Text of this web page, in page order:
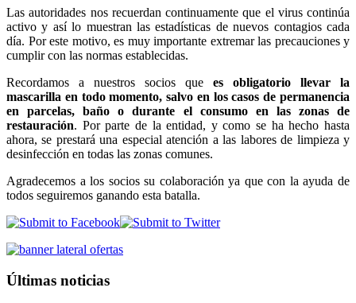
Las autoridades nos recuerdan continuamente que el virus continúa
activo y así lo muestran las estadísticas de nuevos contagios cada
día. Por este motivo, es muy importante extremar las precauciones y
cumplir con las normas establecidas.
Recordamos a nuestros socios que es obligatorio llevar la
mascarilla en todo momento, salvo en los casos de permanencia
en parcelas, baño o durante el consumo en las zonas de
restauración. Por parte de la entidad, y como se ha hecho hasta
ahora, se prestará una especial atención a las labores de limpieza y
desinfección en todas las zonas comunes.
Agradecemos a los socios su colaboración ya que con la ayuda de
todos seguiremos ganando esta batalla.
Últimas noticias